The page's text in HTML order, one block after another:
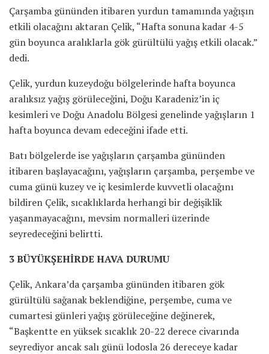
Çarşamba gününden itibaren yurdun tamamında yağışın
etkili olacağını aktaran Çelik, “Hafta sonuna kadar 4-5
gün boyunca aralıklarla gök gürültülü yağış etkili olacak.”
dedi.
Çelik, yurdun kuzeydoğu bölgelerinde hafta boyunca
aralıksız yağış görüleceğini, Doğu Karadeniz’in iç
kesimleri ve Doğu Anadolu Bölgesi genelinde yağışların 1
hafta boyunca devam edeceğini ifade etti.
Batı bölgelerde ise yağışların çarşamba gününden
itibaren başlayacağını, yağışların çarşamba, perşembe ve
cuma günü kuzey ve iç kesimlerde kuvvetli olacağını
bildiren Çelik, sıcaklıklarda herhangi bir değişiklik
yaşanmayacağını, mevsim normalleri üzerinde
seyredeceğini belirtti.
3 BÜYÜKŞEHİRDE HAVA DURUMU
Çelik, Ankara’da çarşamba gününden itibaren gök
gürültülü sağanak beklendiğine, perşembe, cuma ve
cumartesi günleri yağış görüleceğine değinerek,
“Başkentte en yüksek sıcaklık 20-22 derece civarında
seyrediyor ancak salı günü lodosla 26 dereceye kadar